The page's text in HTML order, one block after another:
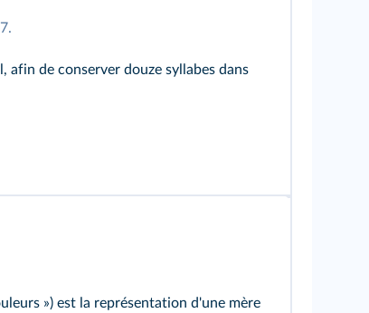
afin de conserver douze syllabes dans
») est la représentation d'une mère